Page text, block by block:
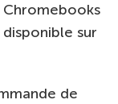
sur
de